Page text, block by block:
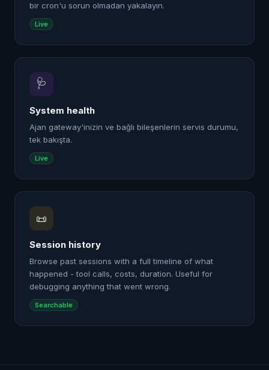
bir cron'u sorun olmadan yakalayın.
Live
🩺
System health
Ajan gateway'inizin ve bağlı bileşenlerin servis durumu,
tek bakışta.
Live
📜
Session history
Browse past sessions with a full timeline of what
happened - tool calls, costs, duration. Useful for
debugging anything that went wrong.
Searchable